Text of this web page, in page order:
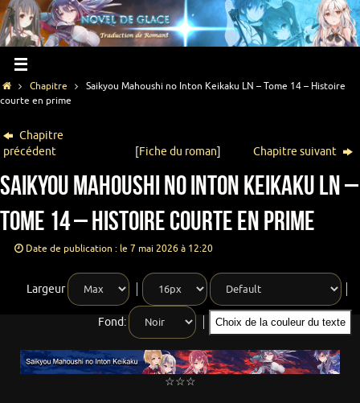
Chapitre
Saikyou Mahoushi no Inton Keikaku LN – Tome 14 – Histoire
courte en prime
Chapitre
précédent
[Fiche du roman] Chapitre suivant
Saikyou Mahoushi no Inton Keikaku LN –
Tome 14 – Histoire courte en prime
Date de publication : le 7 mai 2026 à 12:20
Largeur
Fond: Choix de la couleur du texte
☆☆☆